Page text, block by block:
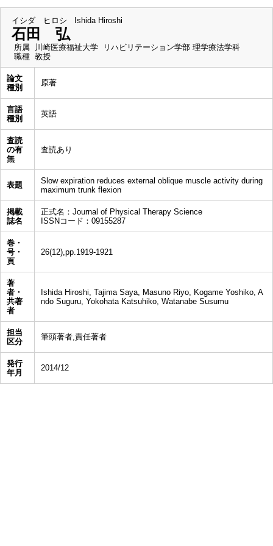
イシダ ヒロシ Ishida Hiroshi
石田 弘
所属
川崎医療福祉大学 リハビリテーション学部 理学療法学科
職種 教授
論文
種別
原著
言語
種別
英語
査読
の有
無
査読あり
表題
Slow expiration reduces external oblique muscle activity during
maximum trunk flexion
掲載
誌名
正式名：Journal of Physical Therapy Science
ISSNコード：09155287
巻・
号・
頁
26(12),pp.1919-1921
著
者・
共著
者
Ishida Hiroshi, Tajima Saya, Masuno Riyo, Kogame Yoshiko, A
ndo Suguru, Yokohata Katsuhiko, Watanabe Susumu
担当
区分
筆頭著者,責任著者
発行
年月
2014/12